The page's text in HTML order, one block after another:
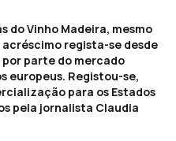
do Vinho Madeira, mesmo
regista-se desde
por parte do mercado
europeus. Registou-se,
para os Estados
pela jornalista Claudia